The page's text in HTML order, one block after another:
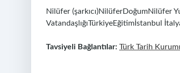
Nilüfer (şarkıcı)NilüferDoğumNilüfer
VatandaşlığıTürkiyeEğitimİstanbul
Tavsiyeli Bağlantılar: Türk Tarih